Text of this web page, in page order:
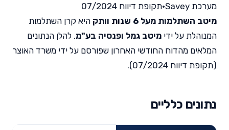
מערכת Savey •תקופת דיווח 07/2024
מיטב השתלמות מעל 6 שנות וותק
היא קרן השתלמות
המנוהלת על ידי מיטב גמל ופנסיה בע"מ. להלן הנתונים
המלאים מהדוח החודשי האחרון שפורסם על ידי משרד האוצר
(תקופת דיווח 07/2024).
נתונים כלליים